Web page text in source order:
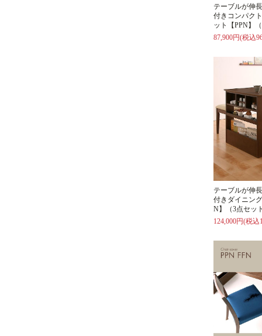
テーブルが伸
付きコンパク
ット【PPN】
87,900円(税込
テーブルが伸
付きダイニン
N】（3点セッ
124,000円(税込